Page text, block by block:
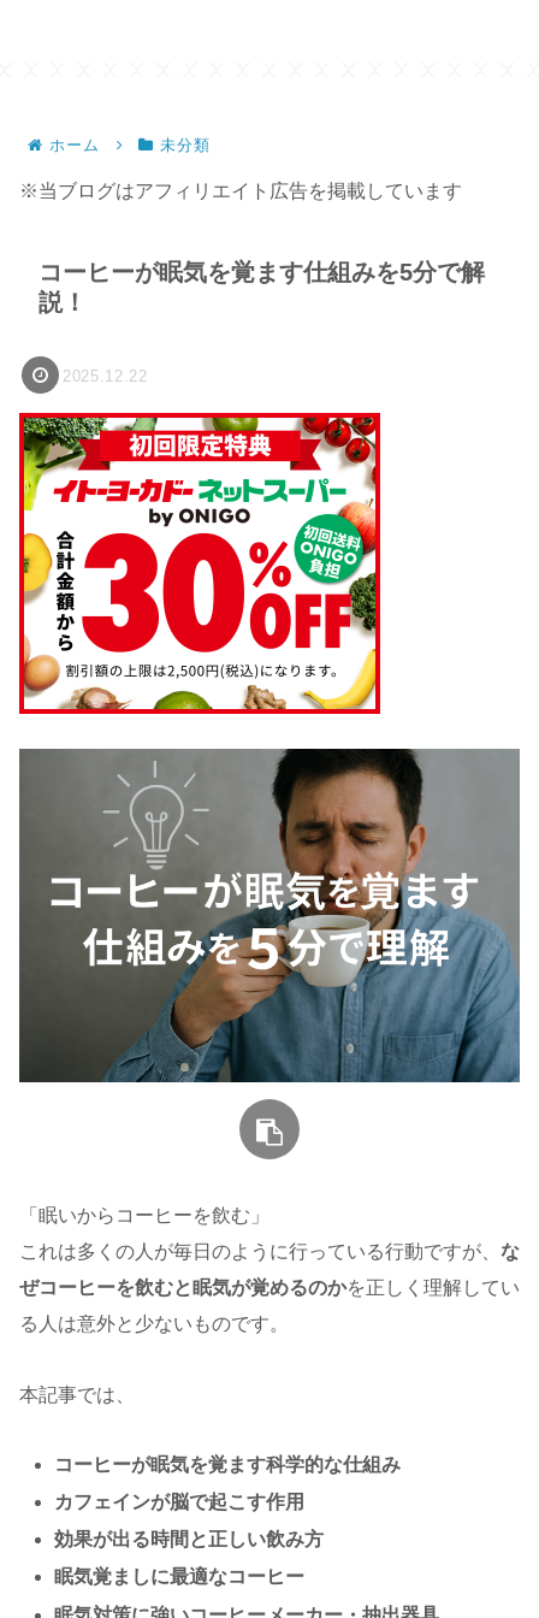
ホーム 未分類
※当ブログはアフィリエイト広告を掲載しています
コーヒーが眠気を覚ます仕組みを5分で解
説！
2025.12.22
「眠いからコーヒーを飲む」
これは多くの人が毎日のように行っている行動ですが、 な
ぜコーヒーを飲むと眠気が覚めるのかを正しく理解してい
る人は意外と少ないものです。
本記事では、
コーヒーが眠気を覚ます科学的な仕組み
カフェインが脳で起こす作用
効果が出る時間と正しい飲み方
眠気覚ましに最適なコーヒー